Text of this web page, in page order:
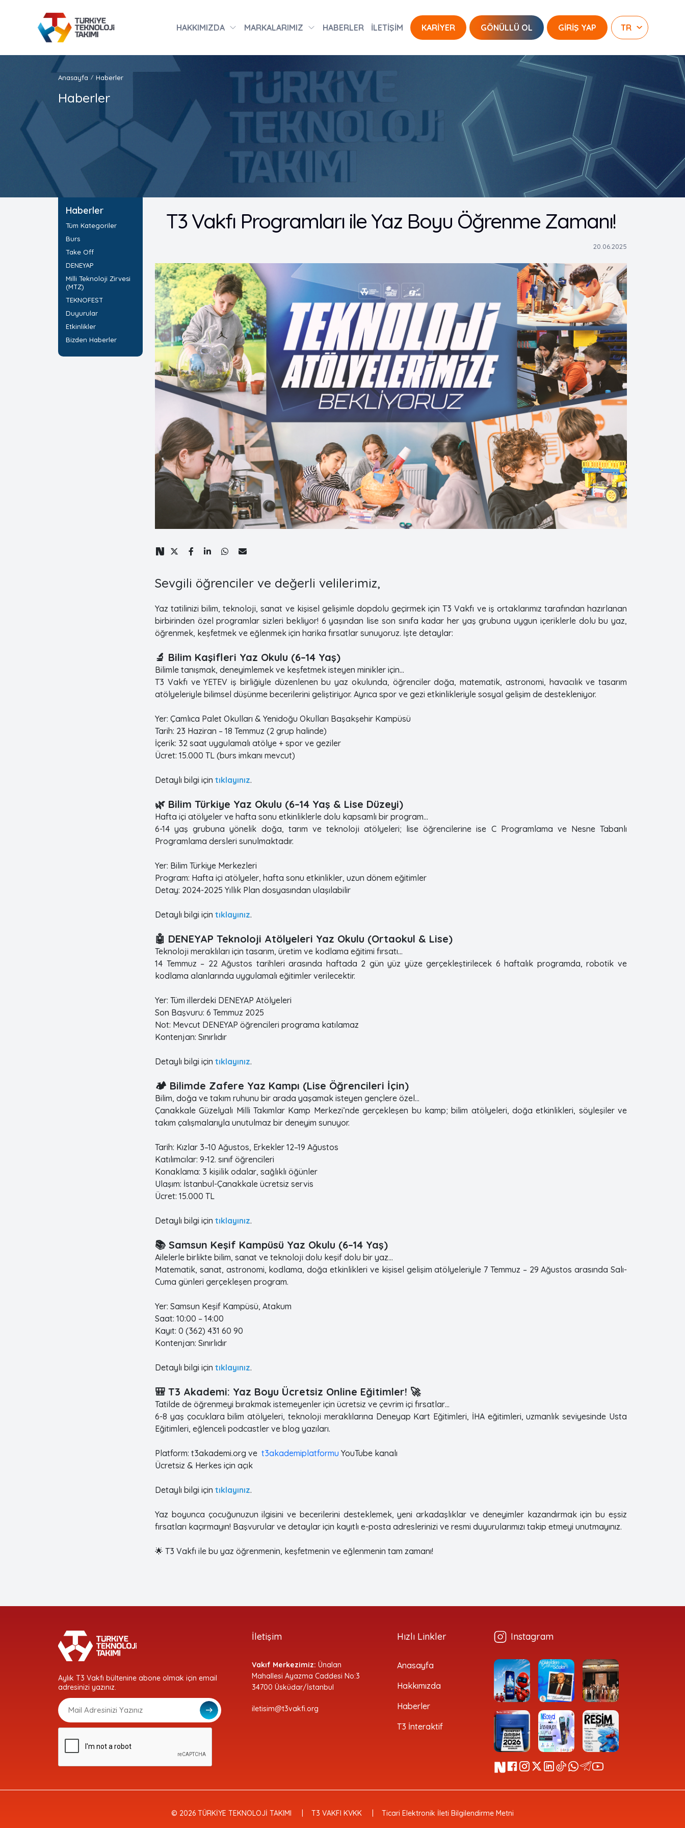
HAKKIMIZDA MARKALARIMIZ HABERLER İLETİŞİM KARİYER GÖNÜLLÜ OL GİRİŞ YAP
Anasayfa / Haberler
Haberler
Haberler
Tüm Kategoriler
Burs
Take Off
DENEYAP
Milli Teknoloji Zirvesi
(MTZ)
TEKNOFEST
Duyurular
Etkinlikler
Bizden Haberler
T3 Vakfı Programları ile Yaz Boyu Öğrenme Zamanı!
20.06.2025
Sevgili öğrenciler ve değerli velilerimiz,
Yaz tatilinizi bilim, teknoloji, sanat ve kişisel gelişimle dopdolu geçirmek için T3 Vakfı ve iş ortaklarımız tarafından hazırlanan
birbirinden özel programlar sizleri bekliyor! 6 yaşından lise son sınıfa kadar her yaş grubuna uygun içeriklerle dolu bu yaz,
öğrenmek, keşfetmek ve eğlenmek için harika fırsatlar sunuyoruz. İşte detaylar:
🔬 Bilim Kaşifleri Yaz Okulu (6–14 Yaş)
Bilimle tanışmak, deneyimlemek ve keşfetmek isteyen minikler için…
T3 Vakfı ve YETEV iş birliğiyle düzenlenen bu yaz okulunda, öğrenciler doğa, matematik, astronomi, havacılık ve tasarım
atölyeleriyle bilimsel düşünme becerilerini geliştiriyor. Ayrıca spor ve gezi etkinlikleriyle sosyal gelişim de destekleniyor.
Yer: Çamlıca Palet Okulları & Yenidoğu Okulları Başakşehir Kampüsü
Tarih: 23 Haziran – 18 Temmuz (2 grup halinde)
İçerik: 32 saat uygulamalı atölye + spor ve geziler
Ücret: 15.000 TL (burs imkanı mevcut)
Detaylı bilgi için tıklayınız.
🌿 Bilim Türkiye Yaz Okulu (6–14 Yaş & Lise Düzeyi)
Hafta içi atölyeler ve hafta sonu etkinliklerle dolu kapsamlı bir program...
6-14 yaş grubuna yönelik doğa, tarım ve teknoloji atölyeleri; lise öğrencilerine ise C Programlama ve Nesne Tabanlı
Programlama dersleri sunulmaktadır.
Yer: Bilim Türkiye Merkezleri
Program: Hafta içi atölyeler, hafta sonu etkinlikler, uzun dönem eğitimler
Detay: 2024-2025 Yıllık Plan dosyasından ulaşılabilir
Detaylı bilgi için tıklayınız.
🤖 DENEYAP Teknoloji Atölyeleri Yaz Okulu (Ortaokul & Lise)
Teknoloji meraklıları için tasarım, üretim ve kodlama eğitimi fırsatı…
14 Temmuz – 22 Ağustos tarihleri arasında haftada 2 gün yüz yüze gerçekleştirilecek 6 haftalık programda, robotik ve
kodlama alanlarında uygulamalı eğitimler verilecektir.
Yer: Tüm illerdeki DENEYAP Atölyeleri
Son Başvuru: 6 Temmuz 2025
Not: Mevcut DENEYAP öğrencileri programa katılamaz
Kontenjan: Sınırlıdır
Detaylı bilgi için tıklayınız.
🏕 Bilimde Zafere Yaz Kampı (Lise Öğrencileri İçin)
Bilim, doğa ve takım ruhunu bir arada yaşamak isteyen gençlere özel…
Çanakkale Güzelyalı Milli Takımlar Kamp Merkezi’nde gerçekleşen bu kamp; bilim atölyeleri, doğa etkinlikleri, söyleşiler ve
takım çalışmalarıyla unutulmaz bir deneyim sunuyor.
Tarih: Kızlar 3–10 Ağustos, Erkekler 12–19 Ağustos
Katılımcılar: 9-12. sınıf öğrencileri
Konaklama: 3 kişilik odalar, sağlıklı öğünler
Ulaşım: İstanbul-Çanakkale ücretsiz servis
Ücret: 15.000 TL
Detaylı bilgi için tıklayınız.
📚 Samsun Keşif Kampüsü Yaz Okulu (6–14 Yaş)
Ailelerle birlikte bilim, sanat ve teknoloji dolu keşif dolu bir yaz…
Matematik, sanat, astronomi, kodlama, doğa etkinlikleri ve kişisel gelişim atölyeleriyle 7 Temmuz – 29 Ağustos arasında Salı-
Cuma günleri gerçekleşen program.
Yer: Samsun Keşif Kampüsü, Atakum
Saat: 10:00 – 14:00
Kayıt: 0 (362) 431 60 90
Kontenjan: Sınırlıdır
Detaylı bilgi için tıklayınız.
🎒 T3 Akademi: Yaz Boyu Ücretsiz Online Eğitimler! 🚀
Tatilde de öğrenmeyi bırakmak istemeyenler için ücretsiz ve çevrim içi fırsatlar…
6-8 yaş çocuklara bilim atölyeleri, teknoloji meraklılarına Deneyap Kart Eğitimleri, İHA eğitimleri, uzmanlık seviyesinde Usta
Eğitimleri, eğlenceli podcastler ve blog yazıları.
Platform: t3akademi.org ve t3akademiplatformu YouTube kanalı
Ücretsiz & Herkes için açık
Detaylı bilgi için tıklayınız.
Yaz boyunca çocuğunuzun ilgisini ve becerilerini desteklemek, yeni arkadaşlıklar ve deneyimler kazandırmak için bu eşsiz
fırsatları kaçırmayın! Başvurular ve detaylar için kayıtlı e-posta adreslerinizi ve resmi duyurularımızı takip etmeyi unutmayınız.
🌟 T3 Vakfı ile bu yaz öğrenmenin, keşfetmenin ve eğlenmenin tam zamanı!
Aylık T3 Vakfı bültenine abone olmak için email
adresinizi yazınız.
İletişim
Vakıf Merkezimiz: Ünalan
Mahallesi Ayazma Caddesi No:3
34700 Üsküdar/İstanbul
iletisim@t3vakfi.org
Hızlı Linkler
Anasayfa
Hakkımızda
Haberler
T3 İnteraktif
Instagram
© 2026 TÜRKİYE TEKNOLOJİ TAKIMI T3 VAKFI KVKK Ticari Elektronik İleti Bilgilendirme Metni